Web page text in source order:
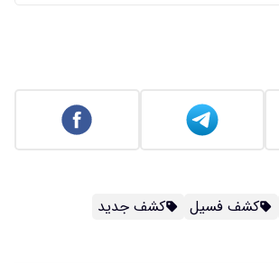
کشف فسیل کشف جدید